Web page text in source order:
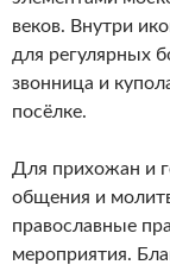
веков. Внутри
для регулярных
звонница и
посёлке.
Для прихожан и
общения и
православные
мероприятия.